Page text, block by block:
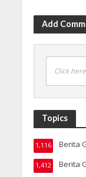
Add
Click
Topics
Berita
1,116
Berita
1,412